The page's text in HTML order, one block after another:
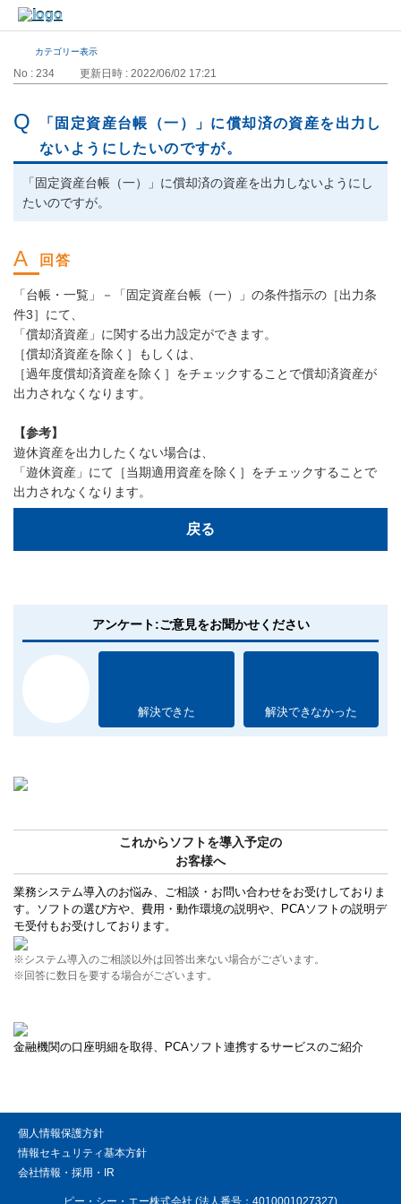
カテゴリー表示
No : 234 更新日時 : 2022/06/02 17:21
「固定資産台帳（一）」に償却済の資産を出力し
ないようにしたいのですが。
「固定資産台帳（一）」に償却済の資産を出力しないようにし
たいのですが。
「台帳・一覧」－「固定資産台帳（一）」の条件指示の［出力条
件3］にて、
「償却済資産」に関する出力設定ができます。
［償却済資産を除く］もしくは、
［過年度償却済資産を除く］をチェックすることで償却済資産が
出力されなくなります。
【参考】
遊休資産を出力したくない場合は、
「遊休資産」にて［当期適用資産を除く］をチェックすることで
出力されなくなります。
戻る
アンケート:ご意見をお聞かせください
解決できた 解決できなかった
これからソフトを導入予定の
お客様へ
業務システム導入のお悩み、ご相談・お問い合わせをお受けしておりま
す。ソフトの選び方や、費用・動作環境の説明や、PCAソフトの説明デ
モ受付もお受けしております。
※システム導入のご相談以外は回答出来ない場合がございます。
※回答に数日を要する場合がございます。
金融機関の口座明細を取得、PCAソフト連携するサービスのご紹介
個人情報保護方針
情報セキュリティ基本方針
会社情報・採用・IR
ピー・シー・エー株式会社 (法人番号：4010001027327)